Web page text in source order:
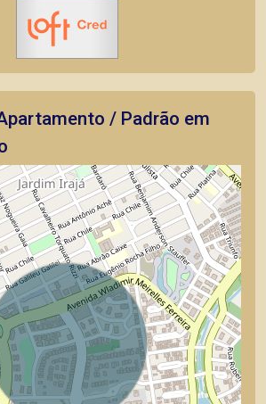
/ Padrão em